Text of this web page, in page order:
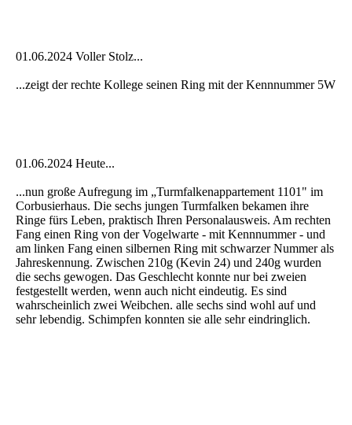
01.06.2024 Voller Stolz...
...zeigt der rechte Kollege seinen Ring mit der Kennnummer 5W
01.06.2024 Heute...
...nun große Aufregung im „Turmfalkenappartement 1101" im
Corbusierhaus. Die sechs jungen Turmfalken bekamen ihre
Ringe fürs Leben, praktisch Ihren Personalausweis. Am rechten
Fang einen Ring von der Vogelwarte - mit Kennnummer - und
am linken Fang einen silbernen Ring mit schwarzer Nummer als
Jahreskennung. Zwischen 210g (Kevin 24) und 240g wurden
die sechs gewogen. Das Geschlecht konnte nur bei zweien
festgestellt werden, wenn auch nicht eindeutig. Es sind
wahrscheinlich zwei Weibchen. alle sechs sind wohl auf und
sehr lebendig. Schimpfen konnten sie alle sehr eindringlich.